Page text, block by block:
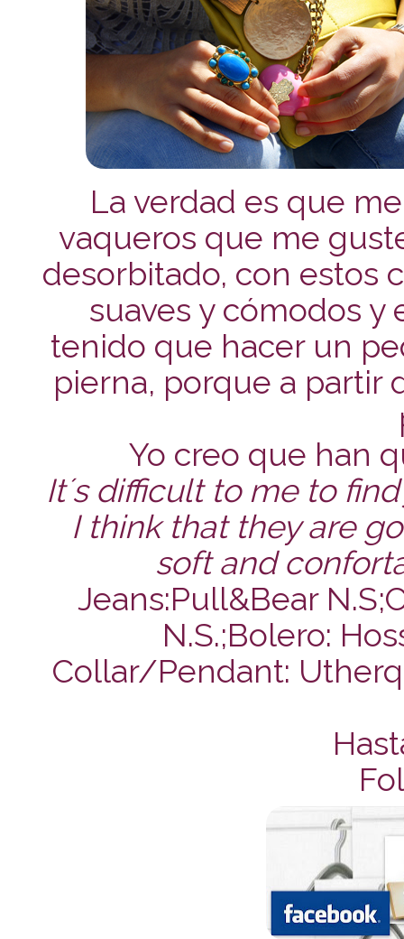
La verdad es que
vaqueros que me
desorbitado, con estos
suaves y cómodos y
tenido que hacer un
pierna, porque a partir
Yo creo que han
It´s difficult to me to
I think that they are
soft and
Jeans:Pull&Bear
N.S.;Bolero:
Collar/Pendant: